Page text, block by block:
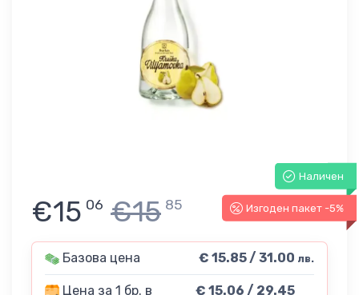
Наличен
Изгоден пакет -5%
€15 06 €15 85
Базова цена € 15.85 / 31.00 лв.
Цена за 1 бр. в
€ 15.06 / 29.45